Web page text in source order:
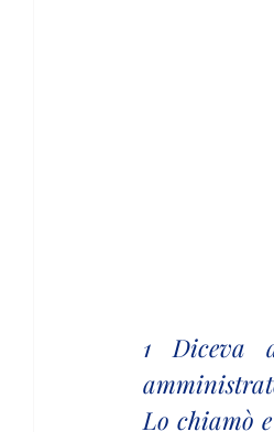
1 Diceva
Lo chiamò